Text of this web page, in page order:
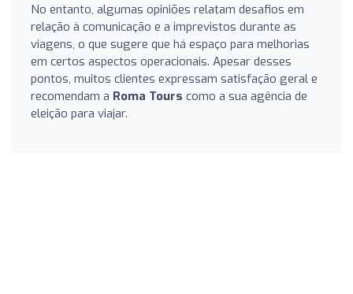
No entanto, algumas opiniões relatam desafios em
relação à comunicação e a imprevistos durante as
viagens, o que sugere que há espaço para melhorias
em certos aspectos operacionais. Apesar desses
pontos, muitos clientes expressam satisfação geral e
recomendam a Roma Tours como a sua agência de
eleição para viajar.